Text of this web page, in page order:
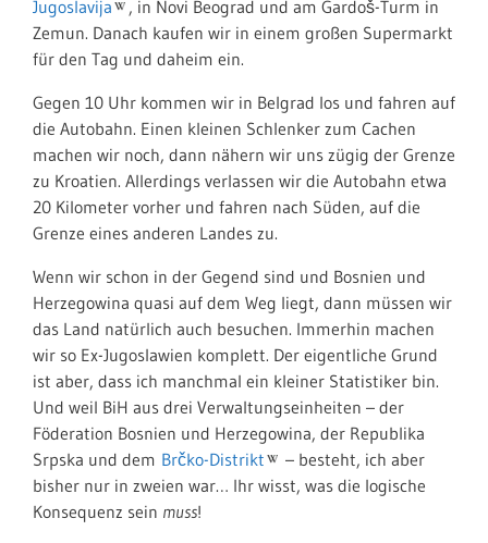
Jugoslavija
, in Novi Beograd und am Gardoš-Turm in
Zemun. Danach kaufen wir in einem großen Supermarkt
für den Tag und daheim ein.
Gegen 10 Uhr kommen wir in Belgrad los und fahren auf
die Autobahn. Einen kleinen Schlenker zum Cachen
machen wir noch, dann nähern wir uns zügig der Grenze
zu Kroatien. Allerdings verlassen wir die Autobahn etwa
20 Kilometer vorher und fahren nach Süden, auf die
Grenze eines anderen Landes zu.
Wenn wir schon in der Gegend sind und Bosnien und
Herzegowina quasi auf dem Weg liegt, dann müssen wir
das Land natürlich auch besuchen. Immerhin machen
wir so Ex-Jugoslawien komplett. Der eigentliche Grund
ist aber, dass ich manchmal ein kleiner Statistiker bin.
Und weil BiH aus drei Verwaltungseinheiten – der
Föderation Bosnien und Herzegowina, der Republika
Srpska und dem Brčko-Distrikt
– besteht, ich aber
bisher nur in zweien war… Ihr wisst, was die logische
Konsequenz sein muss!